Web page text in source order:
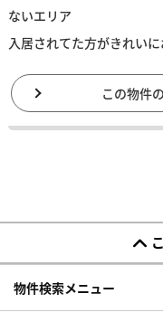
ないエリア
入居されてた方がきれい
この物件
物件検索メニュー